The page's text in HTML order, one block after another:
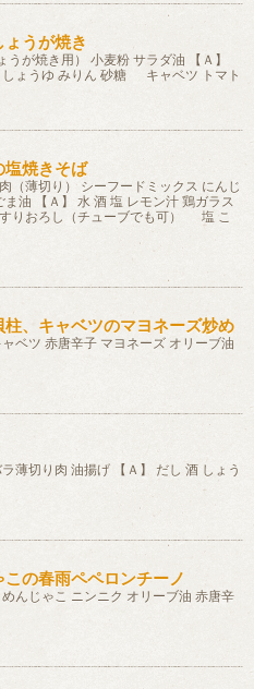
ょうが焼き
うが焼き用） 小麦粉 サラダ油 【Ａ】
しょうゆ みりん 砂糖 キャベツ トマト
塩焼きそば
（薄切り） シーフードミックス にんじ
ま油 【Ａ】 水 酒 塩 レモン汁 鶏ガラス
りおろし（チューブでも可） 塩 こ
、キャベツのマヨネーズ炒め
ベツ 赤唐辛子 マヨネーズ オリーブ油
薄切り肉 油揚げ 【Ａ】 だし 酒 しょう
の春雨ペペロンチーノ
んじゃこ ニンニク オリーブ油 赤唐辛